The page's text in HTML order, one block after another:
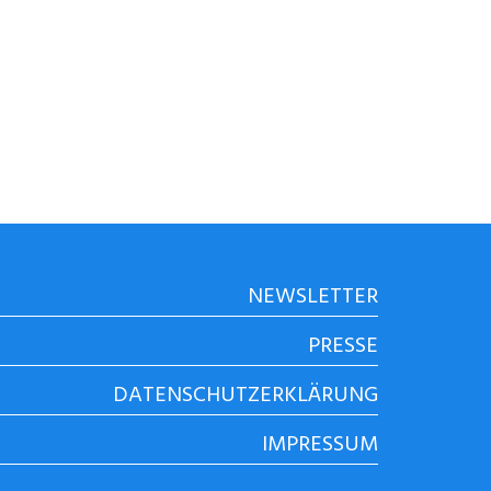
NEWSLETTER
PRESSE
DATENSCHUTZERKLÄRUNG
IMPRESSUM